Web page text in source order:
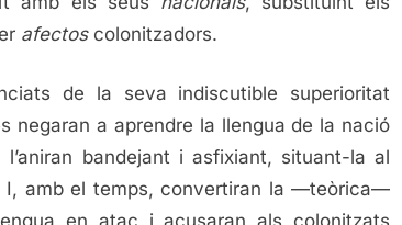
afectoscolonitzadors.
de la seva indiscutible superioritat
negaran a aprendre la llengua de la nació
l’aniran bandejant i asfixiant, situant-la al
I, amb el temps, convertiran la —teòrica—